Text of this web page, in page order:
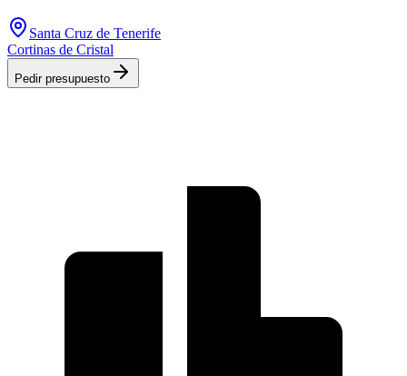
Santa Cruz de Tenerife
Cortinas de Cristal
Pedir presupuesto